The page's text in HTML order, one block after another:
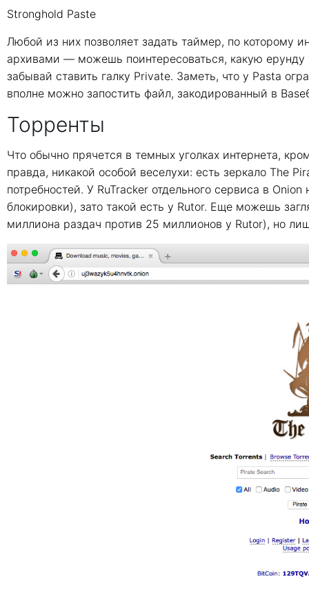
Stronghold Paste
Любой из них позволяет задать таймер, по которому
архивами — можешь поинтересоваться, какую ерунду
забывай ставить галку Private. Заметь, что у Pasta
вполне можно запостить файл, закодированный в
Торренты
Что обычно прячется в темных уголках интернета,
правда, никакой особой веселухи: есть зеркало The
потребностей. У RuTracker отдельного сервиса в
блокировки), зато такой есть у Rutor. Еще можешь
миллиона раздач против 25 миллионов у Rutor), но